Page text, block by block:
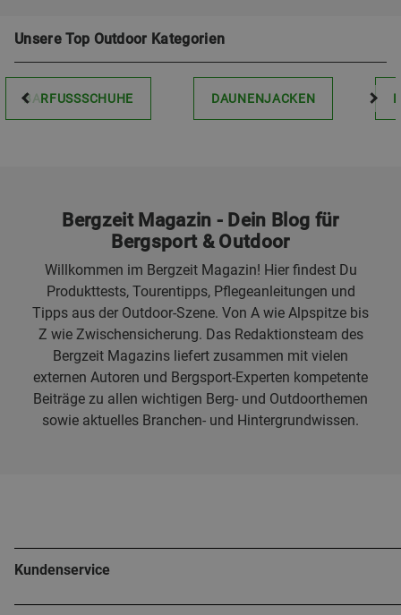
Unsere Top Outdoor Kategorien
BARFUSSSCHUHE DAUNENJACKEN
Bergzeit Magazin - Dein Blog für
Bergsport & Outdoor
Willkommen im Bergzeit Magazin! Hier findest Du
Produkttests, Tourentipps, Pflegeanleitungen und
Tipps aus der Outdoor-Szene. Von A wie Alpspitze bis
Z wie Zwischensicherung. Das Redaktionsteam des
Bergzeit Magazins liefert zusammen mit vielen
externen Autoren und Bergsport-Experten kompetente
Beiträge zu allen wichtigen Berg- und Outdoorthemen
sowie aktuelles Branchen- und Hintergrundwissen.
Kundenservice